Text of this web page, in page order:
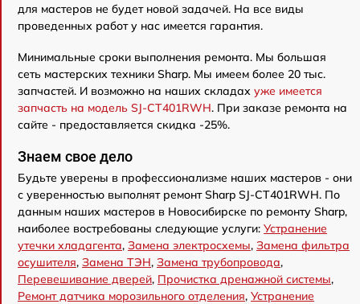
для мастеров не будет новой задачей. На все виды
проведенных работ у нас имеется гарантия.
Минимальные сроки выполнения ремонта. Мы большая
сеть мастерских техники Sharp. Мы имеем более 20 тыс.
запчастей. И возможно на наших складах уже имеется
запчасть на модель SJ-CT401RWH. При заказе ремонта на
сайте - предоставляется скидка -25%.
Знаем свое дело
Будьте уверены в профессионализме наших мастеров - они
с уверенностью выполнят ремонт Sharp SJ-CT401RWH. По
данным наших мастеров в Новосибирске по ремонту Sharp,
наиболее востребованы следующие услуги: Устранение
утечки хладагента, Замена электросхемы, Замена фильтра
осушителя, Замена ТЭН, Замена трубопровода,
Перевешивание дверей, Прочистка дренажной системы,
Ремонт датчика морозильного отделения, Устранение